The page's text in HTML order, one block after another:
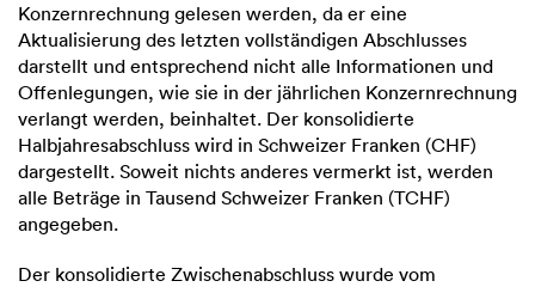
Konzernrechnung gelesen werden, da er eine
Aktualisierung des letzten vollständigen Abschlusses
darstellt und entsprechend nicht alle Informationen und
Offenlegungen, wie sie in der jährlichen Konzernrechnung
verlangt werden, beinhaltet. Der konsolidierte
Halbjahresabschluss wird in Schweizer Franken (CHF)
dargestellt. Soweit nichts anderes vermerkt ist, werden
alle Beträge in Tausend Schweizer Franken (TCHF)
angegeben.
Der konsolidierte Zwischenabschluss wurde vom